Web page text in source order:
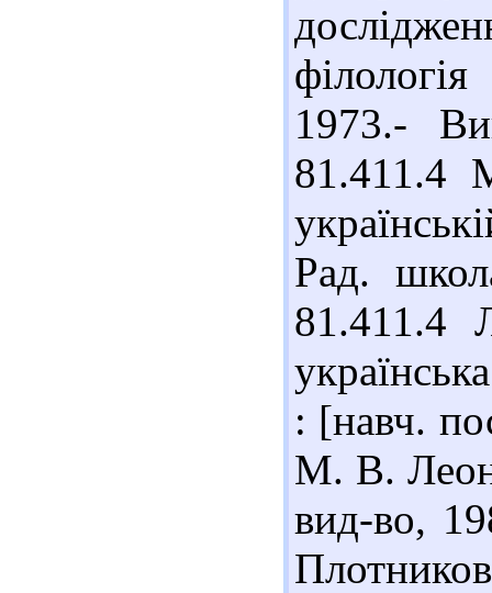
1973.-
81.411.4
Рад.
81.411.4
: [навч.
М. В.
вид-во,